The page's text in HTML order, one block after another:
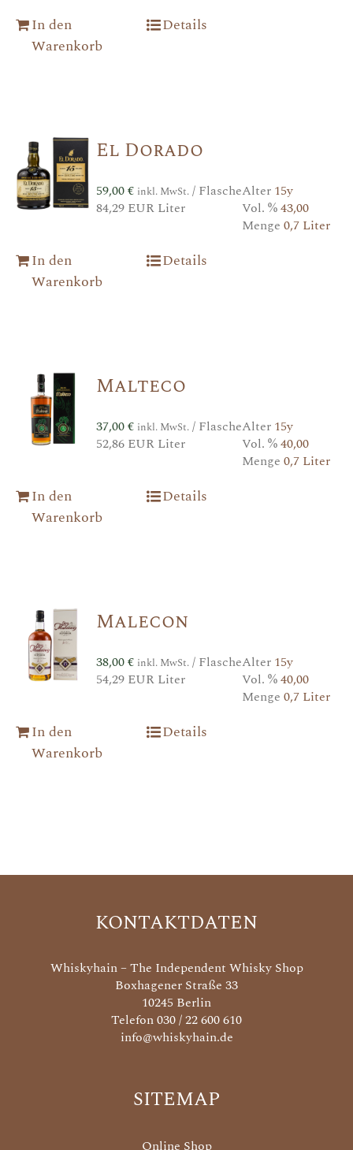
In den
Warenkorb
Details
El Dorado
59,00€ inkl. MwSt./ Flasche
84,29 EUR Liter
Alter 15y
Vol. %43,00
Menge 0,7 Liter
In den
Warenkorb
Details
Malteco
37,00€ inkl. MwSt./ Flasche
52,86 EUR Liter
Alter 15y
Vol. %40,00
Menge 0,7 Liter
In den
Warenkorb
Details
Malecon
38,00€ inkl. MwSt./ Flasche
54,29 EUR Liter
Alter 15y
Vol. %40,00
Menge 0,7 Liter
In den
Warenkorb
Details
KONTAKTDATEN
Whiskyhain – The Independent Whisky Shop
Boxhagener Straße 33
10245 Berlin
Telefon 030 / 22 600 610
info@whiskyhain.de
SITEMAP
Online Shop